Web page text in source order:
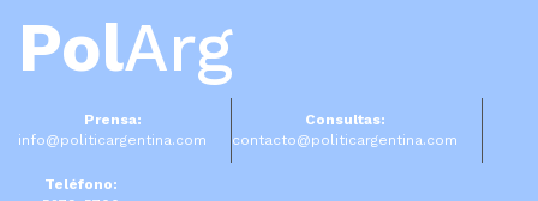
PolArg
Prensa:
info@politicargentina.com
Consultas:
contacto@politicargentina.com
Teléfono: